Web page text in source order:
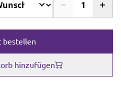
bestellen
hinzufügen